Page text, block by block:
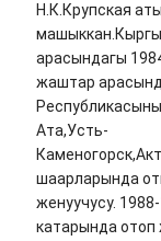
Н.К.Крупская
арасындагы
жаштар
Ата,Усть-
шаарларында
женуучусу.
катарында отоп